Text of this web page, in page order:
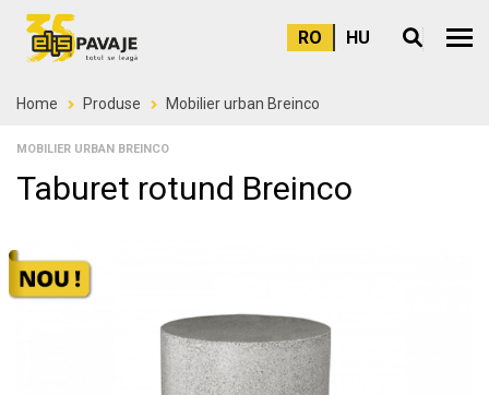
RO HU Meniu
Home Produse Mobilier urban Breinco
MOBILIER URBAN BREINCO
Taburet rotund Breinco